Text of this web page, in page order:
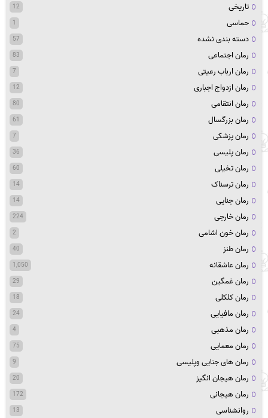
تاریخی 12
حماسی 1
دسته بندی نشده 57
رمان اجتماعی 83
رمان ارباب رعیتی 7
رمان ازدواج اجباری 12
رمان انتقامی 80
رمان بزرگسال 61
رمان پزشکی 7
رمان پلیسی 36
رمان تخیلی 60
رمان ترسناک 14
رمان جنایی 14
رمان خارجی 224
رمان خون اشامی 2
رمان طنز 40
رمان عاشقانه 1,050
رمان غمگین 29
رمان کلکلی 18
رمان مافیایی 24
رمان مذهبی 4
رمان معمایی 75
رمان های جنایی وپلیسی 9
رمان هیجان انگیز 20
رمان هیجانی 172
روانشناسی 13